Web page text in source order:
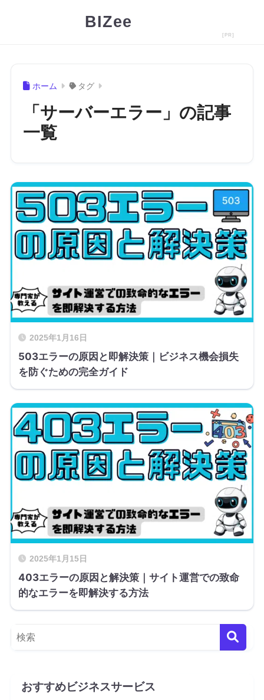
BIZee
ホーム タグ
「サーバーエラー」の記事
一覧
2025年1月16日
503エラーの原因と即解決策｜ビジネス機会損失
を防ぐための完全ガイド
2025年1月15日
403エラーの原因と解決策｜サイト運営での致命
的なエラーを即解決する方法
おすすめビジネスサービス